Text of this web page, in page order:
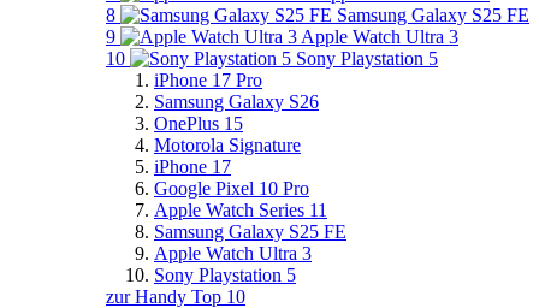
8
Samsung Galaxy S25 FE
9
Apple Watch Ultra 3
10
Sony Playstation 5
iPhone 17 Pro
Samsung Galaxy S26
OnePlus 15
Motorola Signature
iPhone 17
Google Pixel 10 Pro
Apple Watch Series 11
Samsung Galaxy S25 FE
Apple Watch Ultra 3
Sony Playstation 5
zur Handy Top 10